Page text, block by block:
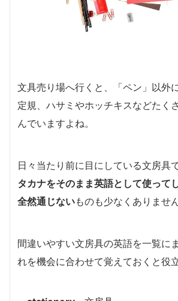
文具売り場へ行くと、「ペン」以外
定規、ハサミやホッチキスなどたく
んでいますよね。
日々当たり前に目にしている文房具
タカナをそのまま英語として使って
全然通じないものも少なくありません
間違いやすい文房具の英語を一覧に
れを機会に合わせて覚えておくと役